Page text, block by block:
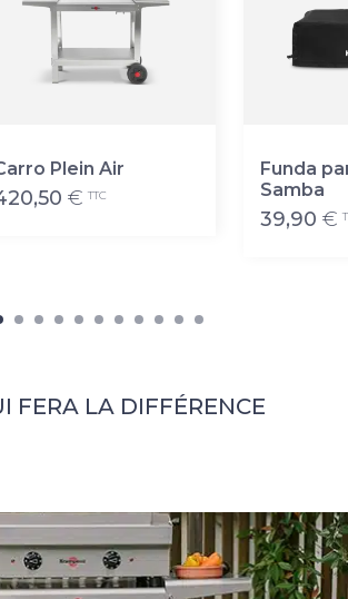
Plein Air
€ TTC
Funda
Samba
39,90 €
FERA LA DIFFÉRENCE